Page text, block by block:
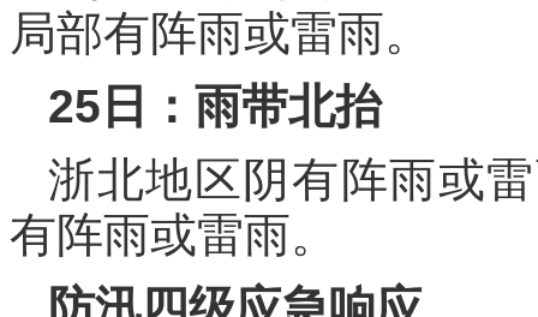
局部有阵雨或雷雨。
25日：雨带北抬
浙北地区阴有阵雨或
有阵雨或雷雨。